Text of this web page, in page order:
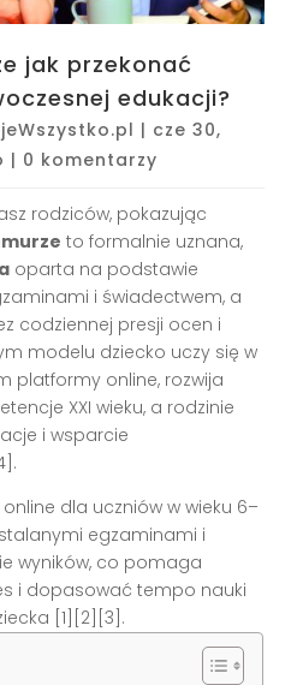
jak przekonać
edukacji?
| cze 30,
| 0 komentarzy
rodziców, pokazując
to formalnie uznana,
oparta na podstawie
i świadectwem, a
codziennej presji ocen i
modelu dziecko uczy się w
platformy online, rozwija
XXI wieku, a rodzinie
i wsparcie
dla uczniów w wieku 6–
egzaminami i
wyników, co pomaga
i dopasować tempo nauki
[1][2][3].